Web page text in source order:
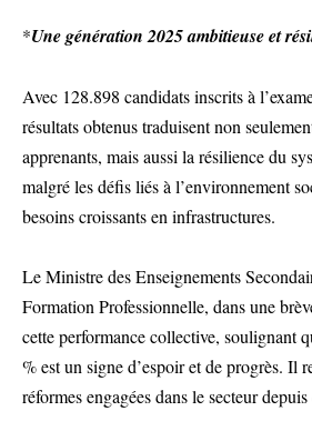
*Une génération 2025 ambitieuse et
Avec 128.898 candidats inscrits à
résultats obtenus traduisent non
apprenants, mais aussi la résilience du
malgré les défis liés à l’environnement
besoins croissants en infrastructures.
Le Ministre des Enseignements
Formation Professionnelle, dans une
cette performance collective, soulignant
% est un signe d’espoir et de progrès. Il
réformes engagées dans le secteur